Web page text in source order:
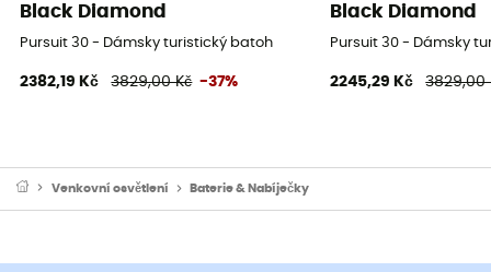
Black Diamond
Pursuit 30 - Dámsky turistický batoh
2382,19 Kč 3829,00 Kč -37%
Black Diamond
Pursuit 30 - Dámsky
2245,29 Kč 3829,00
Venkovní osvětlení Baterie & Nabíječky